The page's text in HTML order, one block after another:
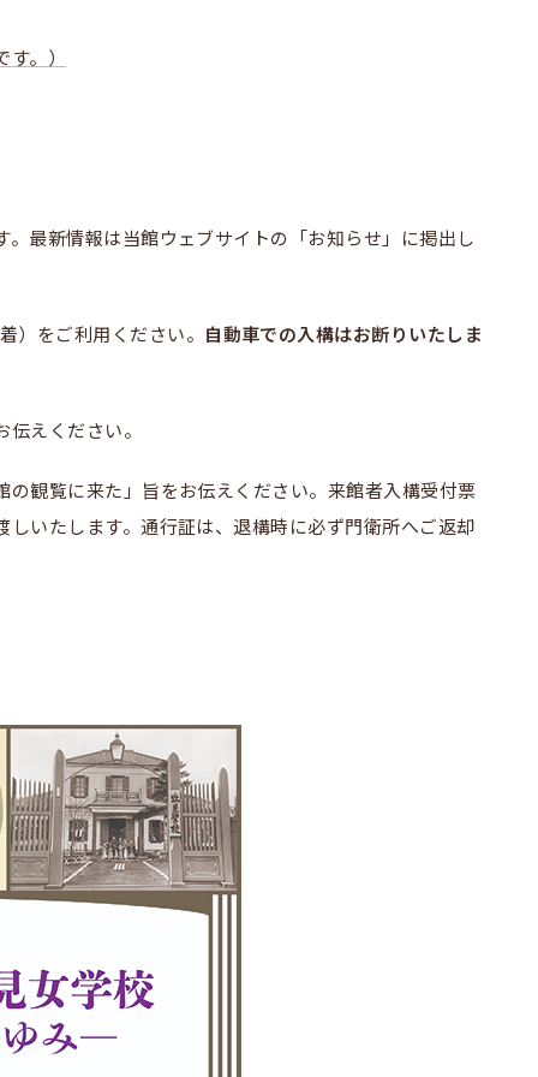
。）
最新情報は当館ウェブサイトの「お知らせ」に掲出し
）をご利用ください。 自動車での入構はお断りいたしま
えください。
観覧に来た」旨をお伝えください。来館者入構受付票
いたします。通行証は、退構時に必ず門衛所へご返却